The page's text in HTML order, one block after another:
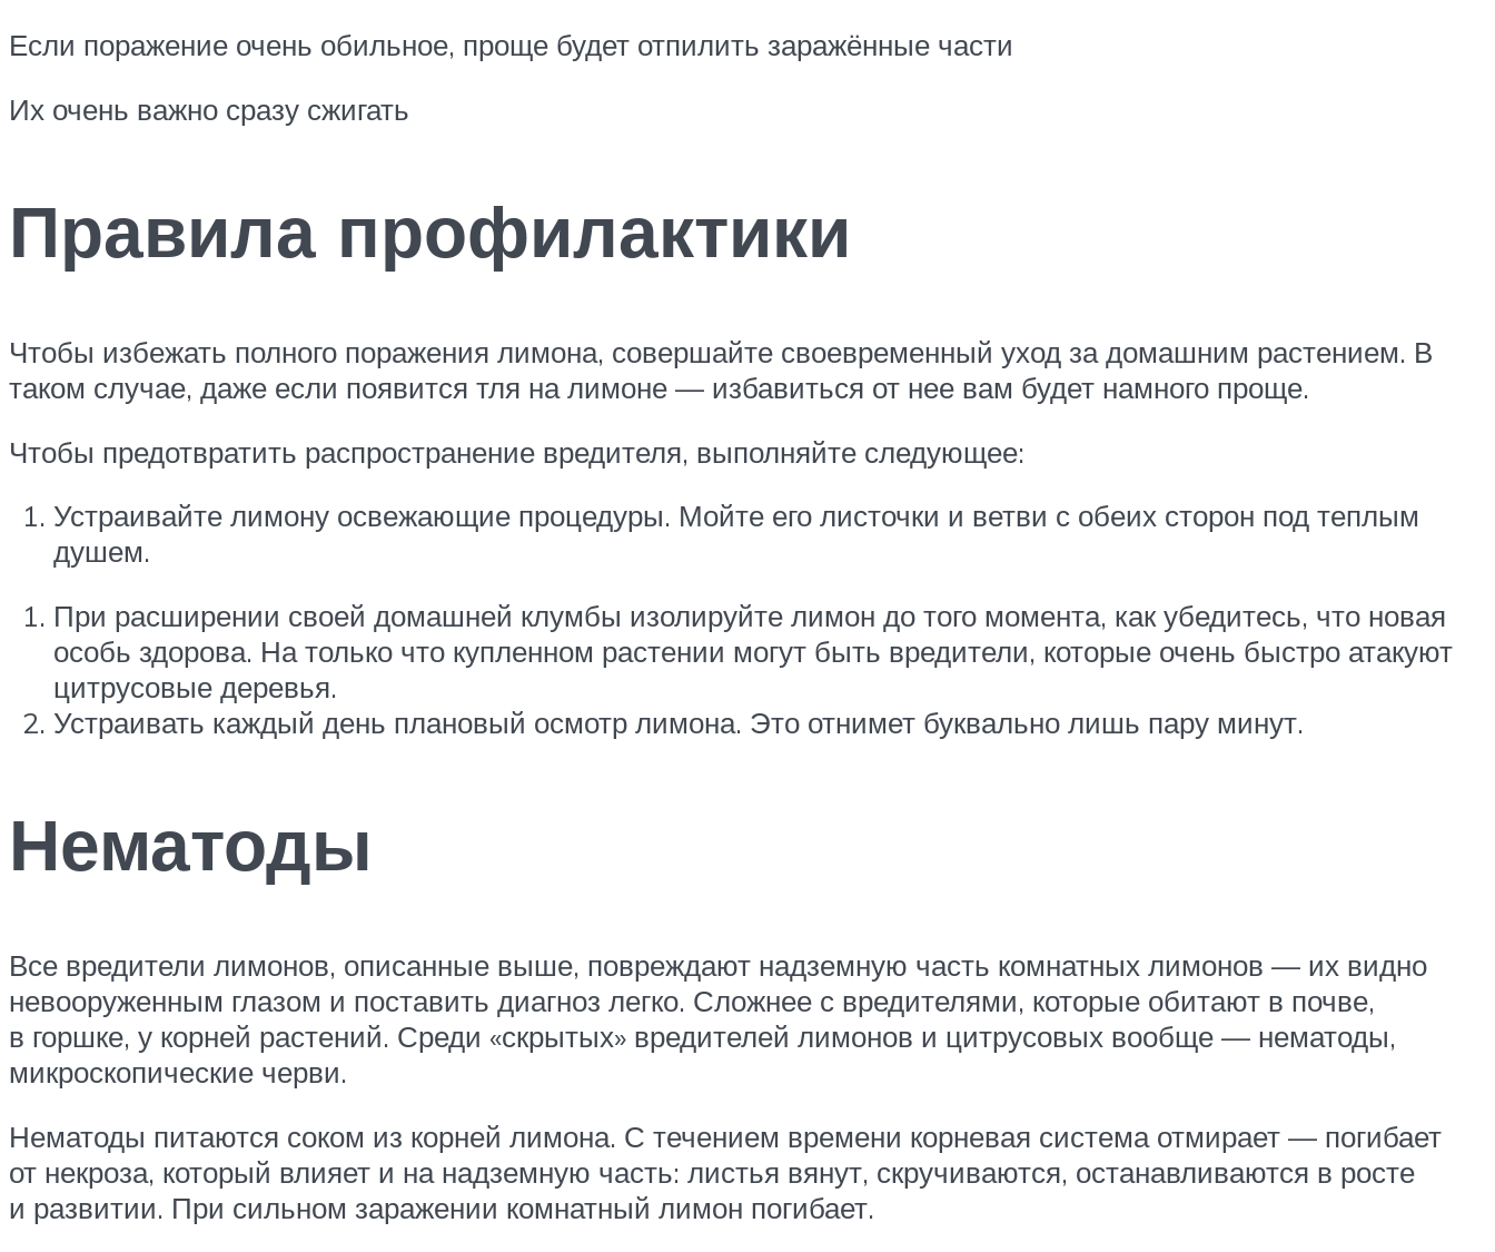
Если поражение очень обильное, проще будет отпилить заражённые части
Их очень важно сразу сжигать
Правила профилактики
Чтобы избежать полного поражения лимона, совершайте своевременный уход за домашним растением. В
таком случае, даже если появится тля на лимоне — избавиться от нее вам будет намного проще.
Чтобы предотвратить распространение вредителя, выполняйте следующее:
Устраивайте лимону освежающие процедуры. Мойте его листочки и ветви с обеих сторон под теплым
душем.
При расширении своей домашней клумбы изолируйте лимон до того момента, как убедитесь, что новая
особь здорова. На только что купленном растении могут быть вредители, которые очень быстро атакуют
цитрусовые деревья.
Устраивать каждый день плановый осмотр лимона. Это отнимет буквально лишь пару минут.
Нематоды
Все вредители лимонов, описанные выше, повреждают надземную часть комнатных лимонов — их видно
невооруженным глазом и поставить диагноз легко. Сложнее с вредителями, которые обитают в почве,
в горшке, у корней растений. Среди «скрытых» вредителей лимонов и цитрусовых вообще — нематоды,
микроскопические черви.
Нематоды питаются соком из корней лимона. С течением времени корневая система отмирает — погибает
от некроза, который влияет и на надземную часть: листья вянут, скручиваются, останавливаются в росте
и развитии. При сильном заражении комнатный лимон погибает.